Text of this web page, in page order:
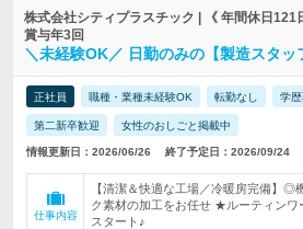
株式会社シティプラスチック | 《 年間休日
賞与年3回
＼未経験OK／ 日勤のみの【製造スタ
正社員 職種・業種未経験OK 転勤なし 学
第二新卒歓迎 女性のおしごと掲載中
情報更新日：2026/06/26 終了予定日：2026/09/24
仕事内容
【清潔＆快適な工場／冷暖房完備】◎
ク素材の加工をお任せ ★ルーティンワ
スタート♪